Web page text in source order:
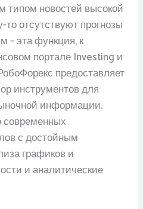
типом новостей высокой
отсутствуют прогнозы
– эта функция, к
портале Investing и
предоставляет
инструментов для
информации.
современных
с достойным
графиков и
и аналитические